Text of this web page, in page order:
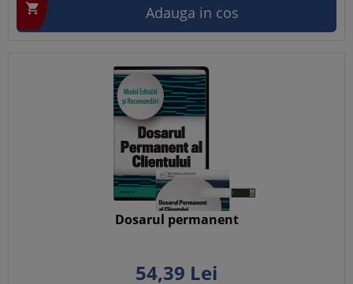
 Adauga in cos
Dosarul permanent
54,39 Lei